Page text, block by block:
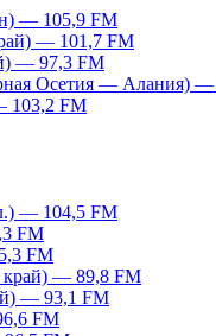
— 105,9 FM
— 101,7 FM
— 97,3 FM
Осетия — Алания)
103,2 FM
— 104,5 FM
FM
FM
край) — 89,8 FM
— 93,1 FM
FM